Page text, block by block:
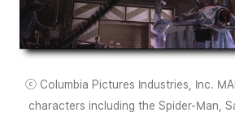
ⓒ Columbia Pictures Industries, Inc.
characters including the Spider-Man,